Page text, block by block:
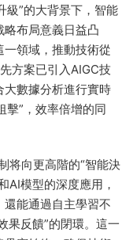
級”的大背景下，智能
布局意義日益凸
領域，推動技術從
方案已引入AIGC技
數據分析進行實時
擊”，效率倍增的同
将向更高階的“智能決
AI模型的深度應用，
能通過自主學習不
果反饋”的閉環。這一